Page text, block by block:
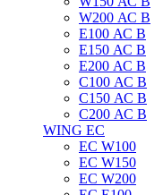
W200 АС B
E100 АС B
E150 АС B
E200 АС B
C100 АС B
C150 АС B
C200 АС B
WING EC
ЕС W100
ЕС W150
ЕС W200